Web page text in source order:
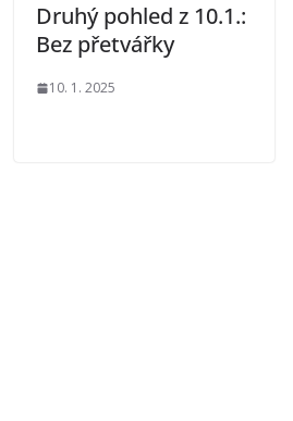
Druhý pohled z 10.1.:
Bez přetvářky
10. 1. 2025